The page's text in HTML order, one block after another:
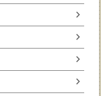
chevron_right
chevron_right
chevron_right
chevron_right